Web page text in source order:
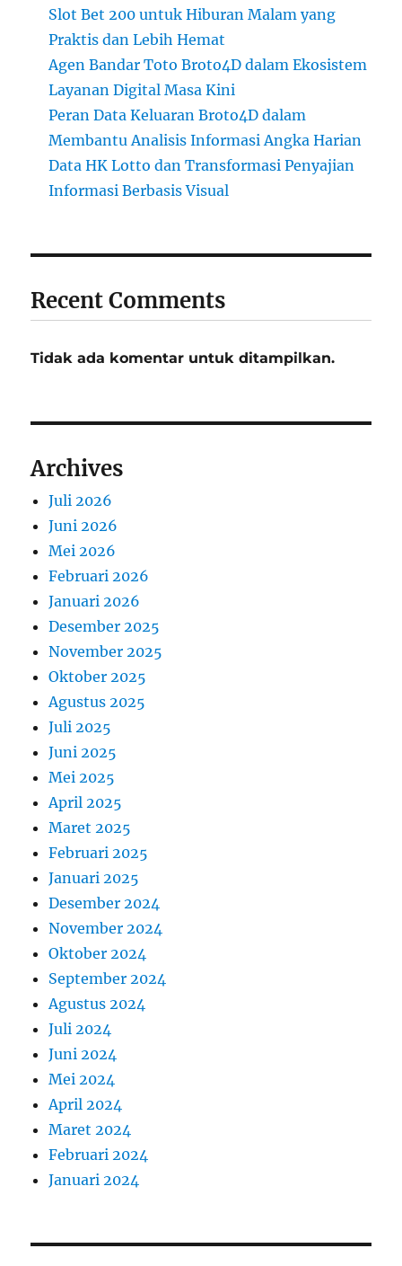
Slot Bet 200 untuk Hiburan Malam yang
Praktis dan Lebih Hemat
Agen Bandar Toto Broto4D dalam Ekosistem
Layanan Digital Masa Kini
Peran Data Keluaran Broto4D dalam
Membantu Analisis Informasi Angka Harian
Data HK Lotto dan Transformasi Penyajian
Informasi Berbasis Visual
Recent Comments
Tidak ada komentar untuk ditampilkan.
Archives
Juli 2026
Juni 2026
Mei 2026
Februari 2026
Januari 2026
Desember 2025
November 2025
Oktober 2025
Agustus 2025
Juli 2025
Juni 2025
Mei 2025
April 2025
Maret 2025
Februari 2025
Januari 2025
Desember 2024
November 2024
Oktober 2024
September 2024
Agustus 2024
Juli 2024
Juni 2024
Mei 2024
April 2024
Maret 2024
Februari 2024
Januari 2024